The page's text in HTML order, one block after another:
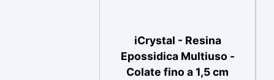
iCrystal - Resina
Epossidica Multiuso -
Colate fino a 1,5 cm